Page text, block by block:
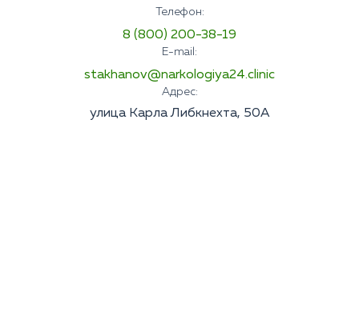
Телефон:
8 (800) 200-38-19
E-mail:
stakhanov@narkologiya24.clinic
Адрес:
улица Карла Либкнехта, 50А